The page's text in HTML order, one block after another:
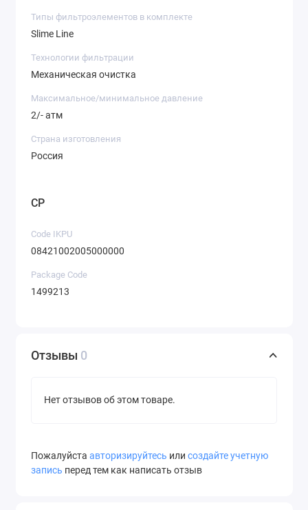
Типы фильтроэлементов в комплекте
Slime Line
Технологии фильтрации
Механическая очистка
Максимальное/минимальное давление
2/- атм
Страна изготовления
Россия
CP
Code IKPU
08421002005000000
Package Code
1499213
Отзывы 0
Нет отзывов об этом товаре.
Пожалуйста авторизируйтесь или создайте учетную
запись перед тем как написать отзыв